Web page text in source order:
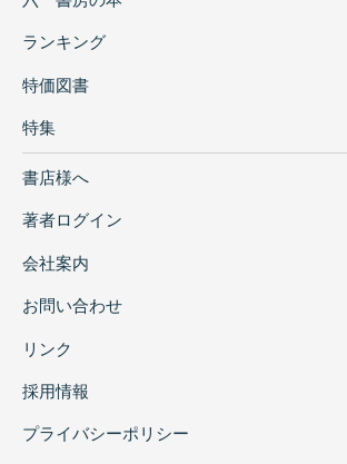
ランキング
特価図書
特集
書店様へ
著者ログイン
会社案内
お問い合わせ
リンク
採用情報
プライバシーポリシー